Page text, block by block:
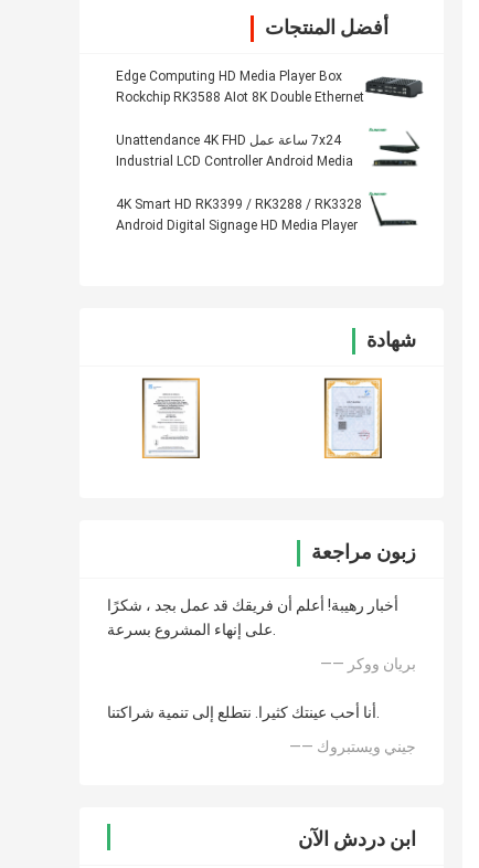
أفضل المنتجات
Edge Computing HD Media Player Box
Rockchip RK3588 AIot 8K Double Ethernet
7x24 ساعة عمل Unattendance 4K FHD
Industrial LCD Controller Android Media
4K Smart HD RK3399 / RK3288 / RK3328
Android Digital Signage HD Media Player
شهادة
زبون مراجعة
أخبار رهيبة! أعلم أن فريقك قد عمل بجد ، شكرًا
على إنهاء المشروع بسرعة.
—— بريان ووكر
أنا أحب عينتك كثيرا. نتطلع إلى تنمية شراكتنا.
—— جيني ويستبروك
ابن دردش الآن